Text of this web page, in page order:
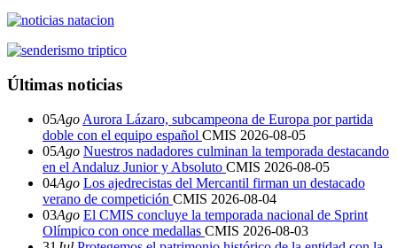
Últimas noticias
05Ago Aurora Lázaro, subcampeona de Europa por partida
doble con el equipo español CMIS 2026-08-05
05Ago Nuestros nadadores culminan la temporada destacando
en el Andaluz Junior y Absoluto CMIS 2026-08-05
04Ago Los ajedrecistas del Mercantil firman un destacado
verano de competición CMIS 2026-08-04
03Ago El CMIS concluye la temporada nacional de Sprint
Olímpico con once medallas CMIS 2026-08-03